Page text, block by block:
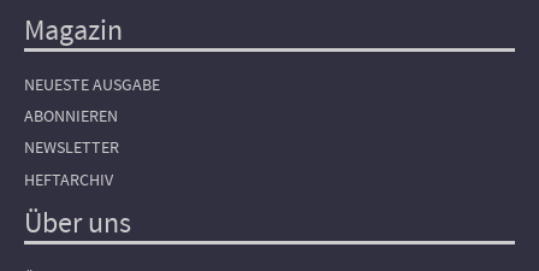
Magazin
NEUESTE AUSGABE
ABONNIEREN
NEWSLETTER
HEFTARCHIV
Über uns